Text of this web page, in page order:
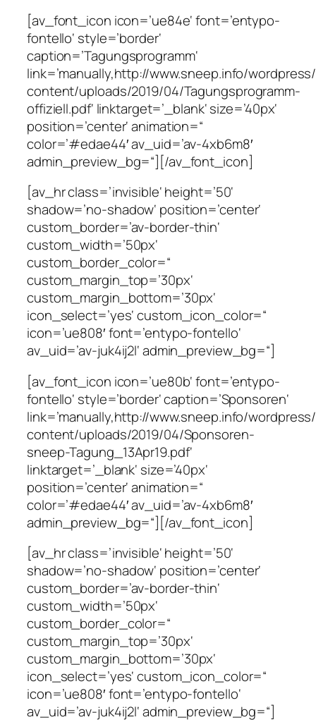
[av_font_icon icon=’ue84e‘ font=’entypo-
fontello‘ style=’border‘
caption=’Tagungsprogramm‘
link=’manually,http://www.sneep.info/
content/uploads/2019/04/Tagungsprogramm-
offiziell.pdf‘ linktarget=’_blank‘ size=’40px‘
position=’center‘ animation=“
color=’#edae44′ av_uid=’av-4xb6m8′
admin_preview_bg=“][/av_font_icon]
[av_hr class=’invisible‘ height=’50‘
shadow=’no-shadow‘ position=’center‘
custom_border=’av-border-thin‘
custom_width=’50px‘
custom_border_color=“
custom_margin_top=’30px‘
custom_margin_bottom=’30px‘
icon_select=’yes‘ custom_icon_color=“
icon=’ue808′ font=’entypo-fontello‘
av_uid=’av-juk4ij2l‘ admin_preview_bg=“]
[av_font_icon icon=’ue80b‘ font=’entypo-
fontello‘ style=’border‘ caption=’Sponsoren‘
link=’manually,http://www.sneep.info/
content/uploads/2019/04/Sponsoren-
sneep-Tagung_13Apr19.pdf‘
linktarget=’_blank‘ size=’40px‘
position=’center‘ animation=“
color=’#edae44′ av_uid=’av-4xb6m8′
admin_preview_bg=“][/av_font_icon]
[av_hr class=’invisible‘ height=’50‘
shadow=’no-shadow‘ position=’center‘
custom_border=’av-border-thin‘
custom_width=’50px‘
custom_border_color=“
custom_margin_top=’30px‘
custom_margin_bottom=’30px‘
icon_select=’yes‘ custom_icon_color=“
icon=’ue808′ font=’entypo-fontello‘
av_uid=’av-juk4ij2l‘ admin_preview_bg=“]